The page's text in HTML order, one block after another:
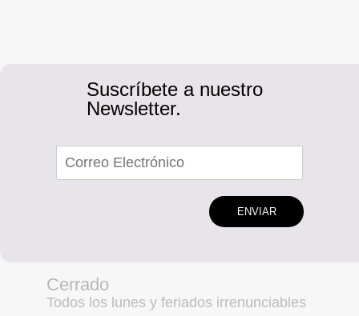
Suscríbete a nuestro
Newsletter.
ENVIAR
Cerrado
Todos los lunes y feriados irrenunciables